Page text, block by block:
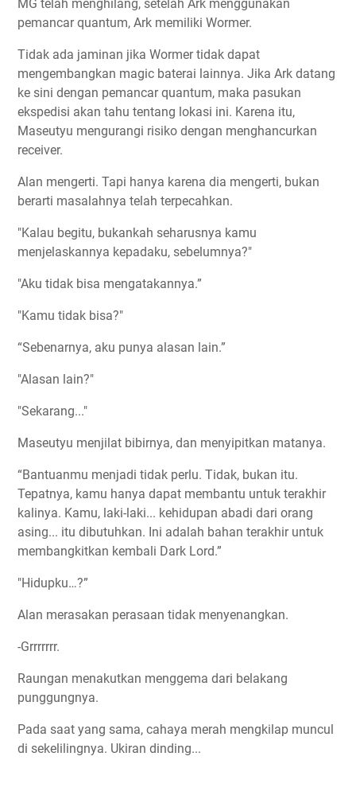
MG telah menghilang, setelah Ark menggunakan
pemancar quantum, Ark memiliki Wormer.
Tidak ada jaminan jika Wormer tidak dapat
mengembangkan magic baterai lainnya. Jika Ark datang
ke sini dengan pemancar quantum, maka pasukan
ekspedisi akan tahu tentang lokasi ini. Karena itu,
Maseutyu mengurangi risiko dengan menghancurkan
receiver.
Alan mengerti. Tapi hanya karena dia mengerti, bukan
berarti masalahnya telah terpecahkan.
"Kalau begitu, bukankah seharusnya kamu
menjelaskannya kepadaku, sebelumnya?"
"Aku tidak bisa mengatakannya.”
"Kamu tidak bisa?"
“Sebenarnya, aku punya alasan lain.”
"Alasan lain?"
"Sekarang..."
Maseutyu menjilat bibirnya, dan menyipitkan matanya.
“Bantuanmu menjadi tidak perlu. Tidak, bukan itu.
Tepatnya, kamu hanya dapat membantu untuk terakhir
kalinya. Kamu, laki-laki... kehidupan abadi dari orang
asing... itu dibutuhkan. Ini adalah bahan terakhir untuk
membangkitkan kembali Dark Lord.”
"Hidupku…?”
Alan merasakan perasaan tidak menyenangkan.
-Grrrrrrr.
Raungan menakutkan menggema dari belakang
punggungnya.
Pada saat yang sama, cahaya merah mengkilap muncul
di sekelilingnya. Ukiran dinding...